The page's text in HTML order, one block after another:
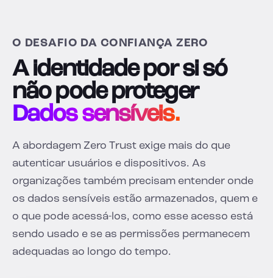
O DESAFIO DA CONFIANÇA ZERO
A identidade por si só
não pode proteger
Dados sensíveis.
A abordagem Zero Trust exige mais do que
autenticar usuários e dispositivos. As
organizações também precisam entender onde
os dados sensíveis estão armazenados, quem e
o que pode acessá-los, como esse acesso está
sendo usado e se as permissões permanecem
adequadas ao longo do tempo.